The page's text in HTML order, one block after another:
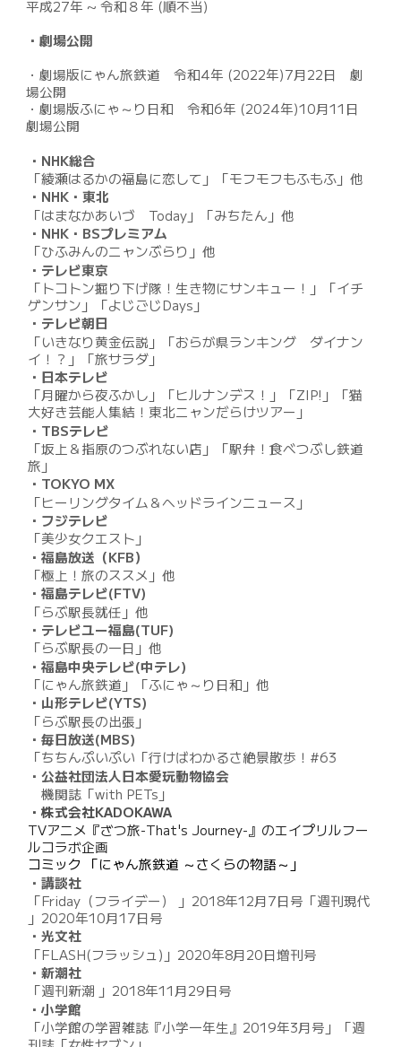
平成27年 ~ 令和８年 (順不当)
・劇場公開
・劇場版にゃん旅鉄道令和4年 (2022年)7月22日 劇
場公開
・劇場版ふにゃ～り日和令和6年 (2024年)10月11 日
劇場公開
・NHK総合
「綾瀬はるかの福島に恋して」「モフモフもふもふ」他
・NHK・東北
「はまなかあいづ Today」「みちたん」他
・NHK・BSプレミアム
「ひふみんのニャンぶらり」他
・テレビ東京
「トコトン掘り下げ隊！生き物にサンキュー！」「イチ
ゲンサン」「よじごじDays」
・テレビ朝日
「いきなり黄金伝説」「おらが県ランキング ダイナン
イ！？」「旅サラダ」
・日本テレビ
「月曜から夜ふかし」「ヒルナンデス！」「ZIP!」「猫
大好き芸能人集結！東北ニャンだらけツアー」
・TBSテレビ
「坂上＆指原のつぶれない店」「駅弁！食べつぶし鉄道
旅」
・TOKYO MX
「ヒーリングタイム＆ヘッドラインニュース」
・フジテレビ
「美少女クエスト」
・福島放送（KFB）
「極上！旅のススメ」他
・福島テレビ(FTV)
「らぶ駅長就任」他
・テレビユー福島(TUF)
「らぶ駅長の一日」他
・福島中央テレビ(中テレ)
「にゃん旅鉄道」
「ふにゃ～り日和」 他
・山形テレビ(YTS)
「らぶ駅長の出張」
・毎日放送(MBS)
「ちちんぷいぷい「行けばわかるさ絶景散歩！#63
・公益社団法人日本愛玩動物協会
機関誌「with PETs」
・株式会社KADOKAWA
TVアニメ『ざつ旅-That's Journey-』のエイプリルフー
ルコラボ企画
コミック 「にゃん旅鉄道 ～さくらの物語～」
・講談社
「Friday（フライデー） 」2018年12月7日号「週刊現代
」2020年10月17日号
・光文社
「FLASH(フラッシュ)」2020年8月20日増刊号
・新潮社
「週刊新潮 」2018年11月29日号
・小学館
「小学館の学習雑誌『小学一年生』2019年3月号」「週